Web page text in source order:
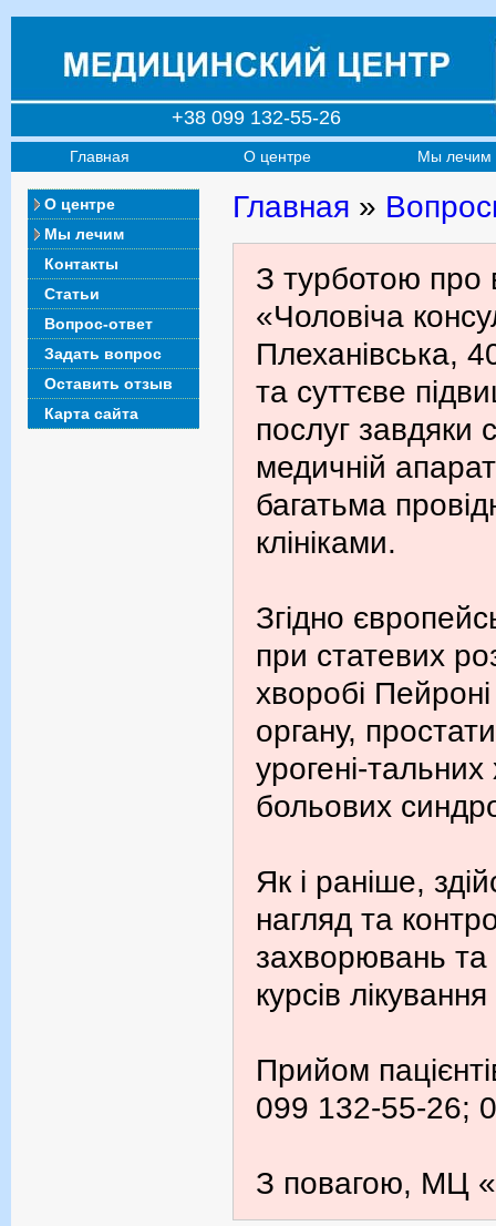
+38 099 132-55-26
Главная О центре Мы лечим
О центре
Мы лечим
Контакты
Статьи
Вопрос-ответ
Задать вопрос
Оставить отзыв
Карта сайта
Главная »
З турботою про
«Чоловіча
Плеханівська,
та суттєве
послуг завдяки
медичній
багатьма
клініками.
Згідно
при статевих
хворобі
органу,
урогені-
больових
Як і раніше,
нагляд та
захворювань
курсів лікування
Прийом
099 132-55-26;
З повагою, МЦ